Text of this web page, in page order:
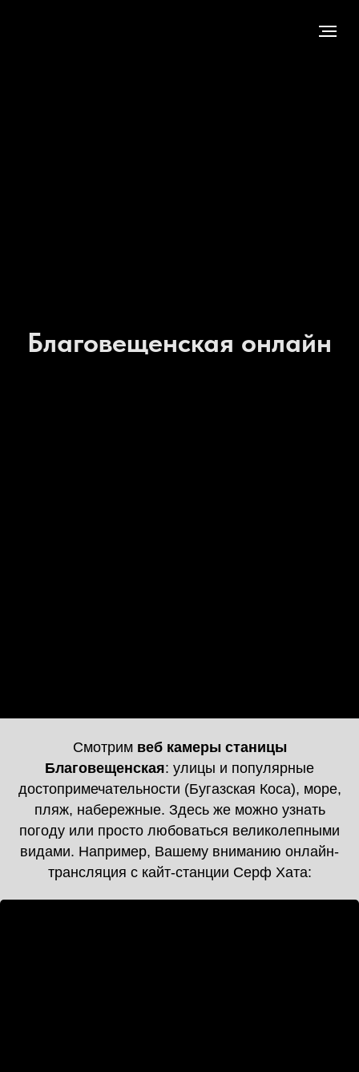
Благовещенская онлайн
Смотрим веб камеры станицы
Благовещенская: улицы и популярные
достопримечательности (Бугазская Коса), море,
пляж, набережные. Здесь же можно узнать
погоду или просто любоваться великолепными
видами. Например, Вашему вниманию онлайн-
трансляция с кайт-станции Серф Хата: